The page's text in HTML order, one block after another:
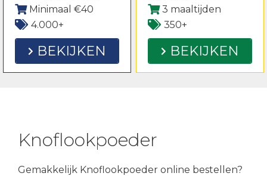
Minimaal €40
4.000+
BEKIJKEN
3 maaltijden
350+
BEKIJKEN
Knoflookpoeder
Gemakkelijk Knoflookpoeder online bestellen?